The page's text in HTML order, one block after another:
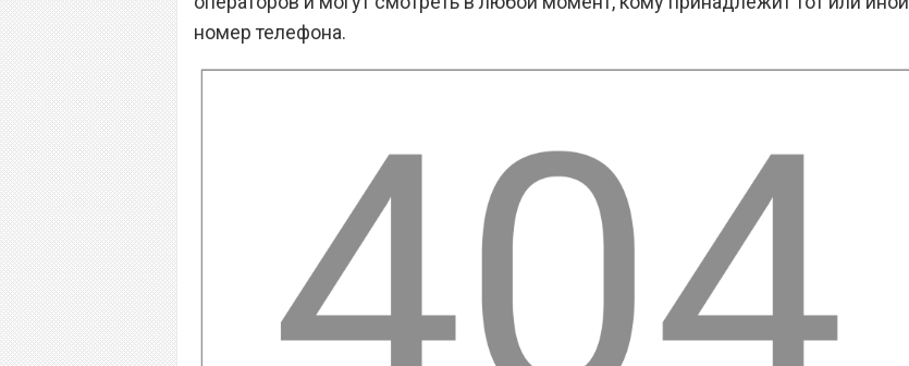
номер телефона.